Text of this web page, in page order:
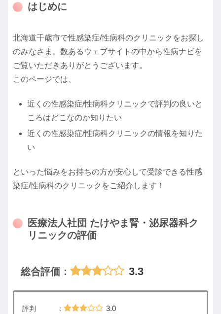
はじめに
北海道千歳市で性感染症/性病科のクリニックをお探し
のみなさま。数あるウェブサイトの中から性病ナビを
ご覧いただきありがとうございます。
このページでは、
近くの性感染症/性病科クリニックで評判の良いと
ころはどこなのか知りたい
近くの性感染症/性病科クリニックの情報を知りた
い
といった悩みをお持ちの方が安心して受診できる性感
染症/性病科のクリニックをご紹介します！
医療法人社団 たけやま腎・泌尿器科ク
リニックの評価
総合評価： 3.3
評判 ： 3.0